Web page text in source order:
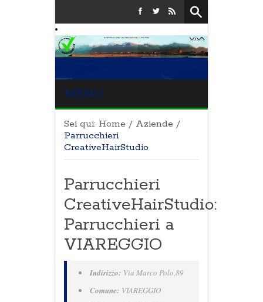
MENU
Sei qui: Home / Aziende /
Parrucchieri
CreativeHairStudio
Parrucchieri
CreativeHairStudio:
Parrucchieri a
VIAREGGIO
Indirizzo: Via Marco Polo,89
Comune: VIAREGGIO